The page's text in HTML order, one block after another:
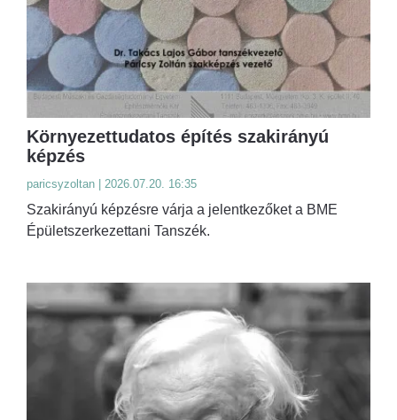
Környezettudatos építés szakirányú
képzés
paricsyzoltan | 2026.07.20. 16:35
Szakirányú képzésre várja a jelentkezőket a BME
Épületszerkezettani Tanszék.